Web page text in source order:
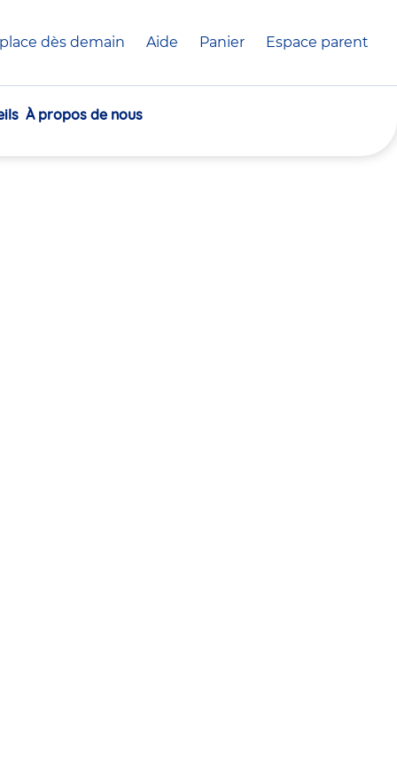
dès demain Aide Panier crèche(s)
Espace parent
À propos de nous
30
30